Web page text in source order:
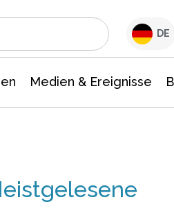
DE
Medien & Ereignisse